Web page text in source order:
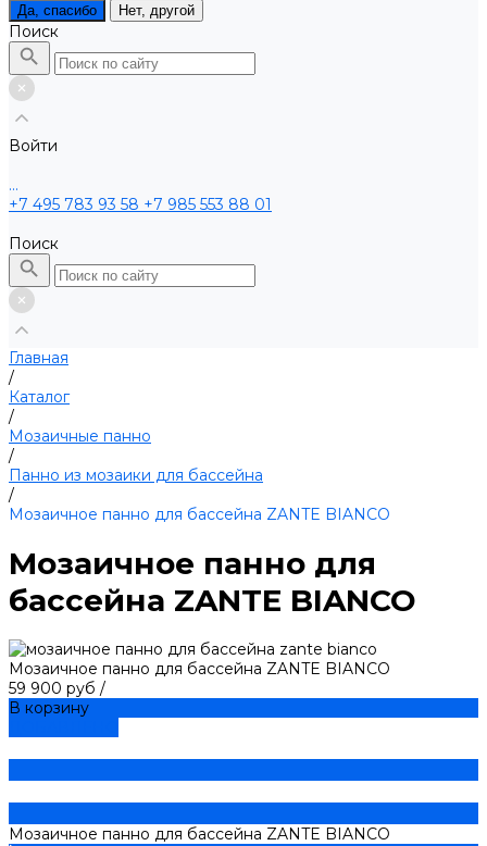
Да, спасибо Нет, другой
Поиск
Войти
...
+7 495 783 93 58 +7 985 553 88 01
Поиск
Главная
/
Каталог
/
Мозаичные панно
/
Панно из мозаики для бассейна
/
Мозаичное панно для бассейна ZANTE BIANCO
Мозаичное панно для
бассейна ZANTE BIANCO
Мозаичное панно для бассейна ZANTE BIANCO
59 900 руб /
В корзину
Мозаичное панно для бассейна ZANTE BIANCO